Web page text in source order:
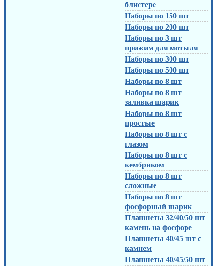
блистере
Наборы по 150 шт
Наборы по 200 шт
Наборы по 3 шт
прижим для мотыля
Наборы по 300 шт
Наборы по 500 шт
Наборы по 8 шт
Наборы по 8 шт
заливка шарик
Наборы по 8 шт
простые
Наборы по 8 шт с
глазом
Наборы по 8 шт с
кембриком
Наборы по 8 шт
сложные
Наборы по 8 шт
фосфорный шарик
Планшеты 32/40/50 шт
камень на фосфоре
Планшеты 40/45 шт с
камнем
Планшеты 40/45/50 шт